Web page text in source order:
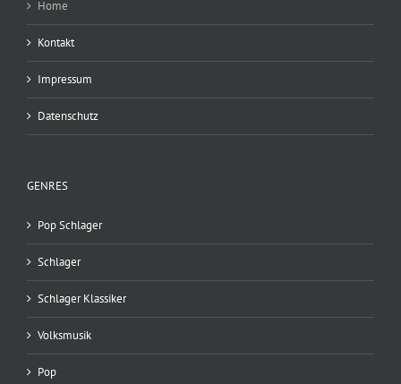
Home
Kontakt
Impressum
Datenschutz
GENRES
Pop Schlager
Schlager
Schlager Klassiker
Volksmusik
Pop